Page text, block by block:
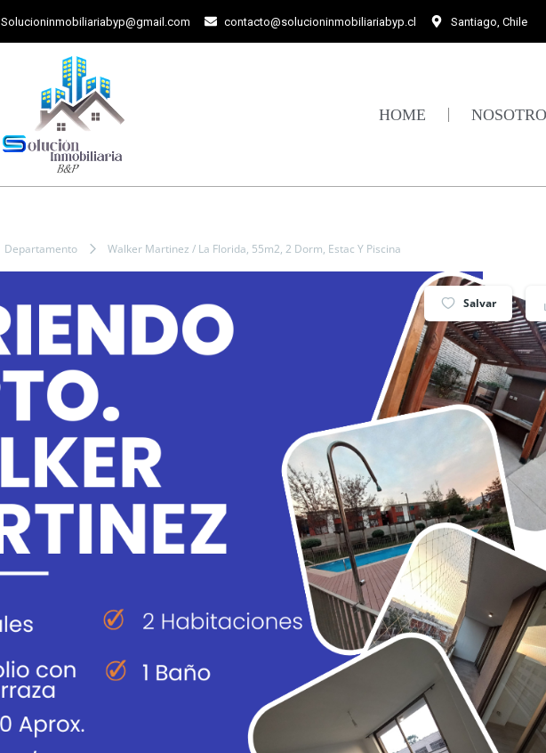
Solucioninmobiliariabyp@gmail.com contacto@solucioninmobiliariabyp.cl Santiago, Chile
HOME
Departamento Walker Martinez / La Florida, 55m2, 2 Dorm, Estac Y Piscina
Salvar